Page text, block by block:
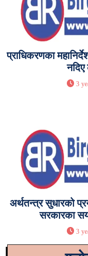
प्राधिकरणका
नदिए
3
अर्थतन्त्र सुधारको
सरकारका सय
3